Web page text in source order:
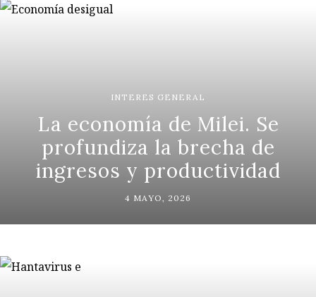
INTERES GENERAL
La economía de Milei. Se
profundiza la brecha de
ingresos y productividad
4 MAYO, 2026